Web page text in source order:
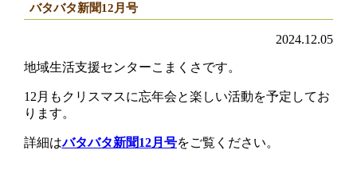
バタバタ新聞12月号
2024.12.05
地域生活支援センターこまくさです。
12月もクリスマスに忘年会と楽しい活動を予定してお
ります。
詳細はバタバタ新聞12月号をご覧ください。